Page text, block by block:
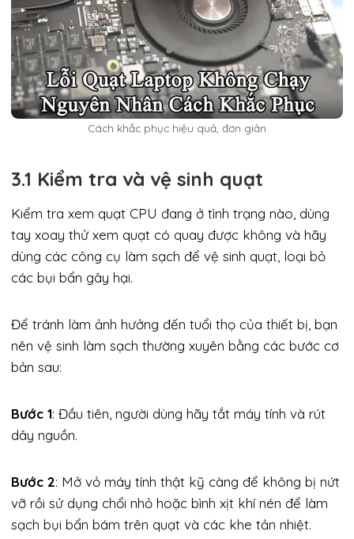
Cách khắc phục hiệu quả, đơn giản
3.1 Kiểm tra và vệ sinh quạt
Kiểm tra xem quạt CPU đang ở tình trạng nào, dùng
tay xoay thử xem quạt có quay được không và hãy
dùng các công cụ làm sạch để vệ sinh quạt, loại bỏ
các bụi bẩn gây hại.
Để tránh làm ảnh hưởng đến tuổi thọ của thiết bị, bạn
nên vệ sinh làm sạch thường xuyên bằng các bước cơ
bản sau:
Bước 1: Đầu tiên, người dùng hãy tắt máy tính và rút
dây nguồn.
Bước 2: Mở vỏ máy tính thật kỹ càng để không bị nứt
vỡ rồi sử dụng chổi nhỏ hoặc bình xịt khí nén để làm
sạch bụi bẩn bám trên quạt và các khe tản nhiệt.